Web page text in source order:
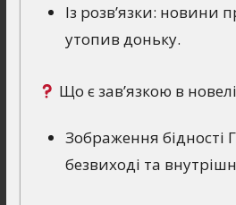
Із розв’язки: новини
утопив доньку.
Що є зав’язкою в
Зображення бідності
безвиході та